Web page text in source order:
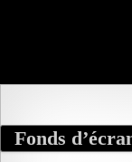
Fonds